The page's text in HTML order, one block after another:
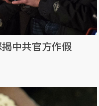
中共官方作假